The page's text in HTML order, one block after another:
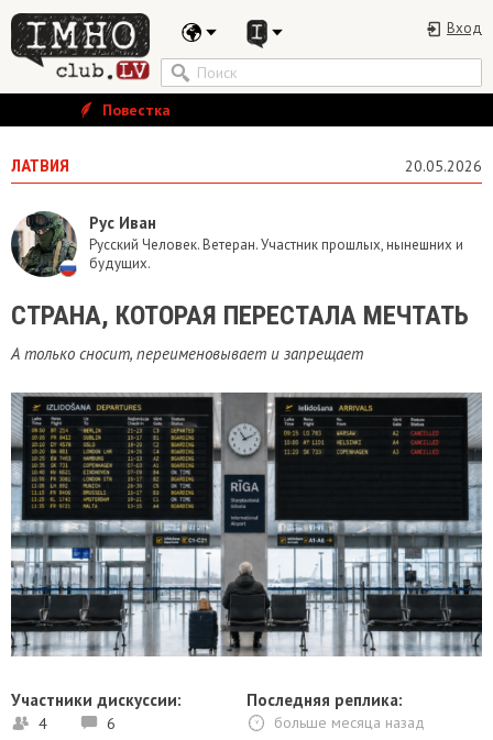
Вход
Повестка
ЛАТВИЯ 20.05.2026
Рус Иван
Русский Человек. Ветеран. Участник прошлых, нынешних и
будущих.
​СТРАНА, КОТОРАЯ ПЕРЕСТАЛА МЕЧТАТЬ
А только сносит, переименовывает и запрещает
Участники дискуссии:
4 6
Последняя реплика:
больше месяца назад